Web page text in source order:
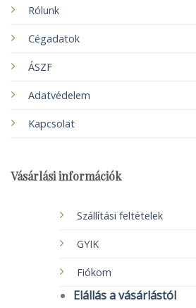
Rólunk
Cégadatok
ÁSZF
Adatvédelem
Kapcsolat
Vásárlási információk
Szállítási feltételek
GYIK
Fiókom
Elállás a vásárlástól